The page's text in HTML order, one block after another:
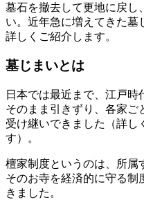
墓石を撤去して更地に戻し
い。近年急に増えてきた墓
詳しくご紹介します。
墓じまいとは
日本では最近まで、江戸
そのまま引きずり、各家ご
受け継いできました（詳し
す）。
檀家制度というのは、所属
そのお寺を経済的に守る制
きました。